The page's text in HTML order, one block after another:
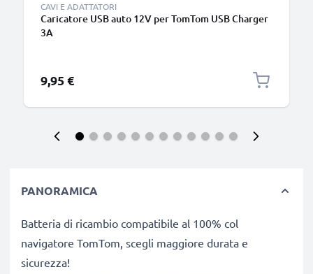
CAVI E ADATTATORI
Caricatore USB auto 12V per TomTom USB Charger
3A
9,95 €
PANORAMICA
Batteria di ricambio compatibile al 100% col
navigatore TomTom, scegli maggiore durata e
sicurezza!